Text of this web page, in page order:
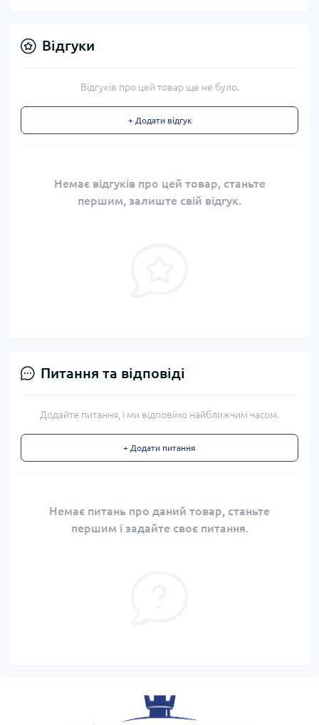
Відгуки
Відгуків про цей товар ще не було.
+ Додати відгук
Немає відгуків про цей товар, станьте
першим, залиште свій відгук.
Питання та відповіді
Додайте питання, і ми відповімо найближчим часом.
+ Додати питання
Немає питань про даний товар, станьте
першим і задайте своє питання.